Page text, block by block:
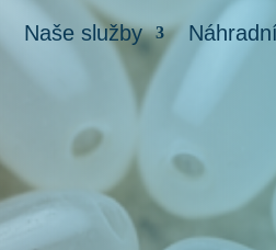
Naše služby